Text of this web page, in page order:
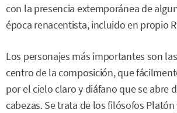
con la presencia extemporánea de
época renacentista, incluido en propio
Los personajes más importantes son
centro de la composición, que
por el cielo claro y diáfano que se abre
cabezas. Se trata de los filósofos